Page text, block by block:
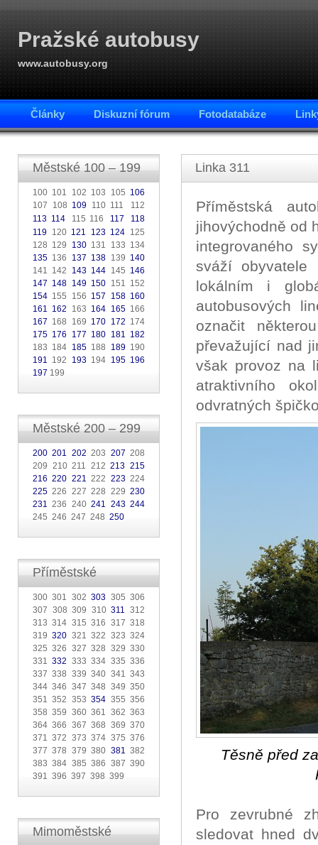
Pražské autobusy
www.autobusy.org
Články Diskuzní fórum Fotodatabáze
Městské 100 – 199
100 101 102 103 105 106
107 108 109 110 111
112
113 114. 115 116 117
118
119 120 121 123 124 125
128 129 130131 133 134
135 136 137 138 139 140
141 142 143 144 145 146
147 148 149 150 151 152
154 155 156 157 158 160
161 162 163 164 165166
167 168 169 170 172 174
175 176 177 180 181 182
183 184 185188 189190
191 192 193194 195 196
197 199
Městské 200 – 299
200 201 202 203 207 208
209 210 211 212213 215
216 220 221 222 223224
225 226 227 228 229 230
231 236 240241 243 244
245 246 247 248 250
Příměstské
300 301 302303 305 306
307 308 309 310311 312
313 314 315 316 317 318
319320 321 322 323 324
325 326 327 328 329 330
331332 333 334 335 336
337 338 339 340 341 343
344 346 347 348 349 350
351 352 353354 355 356
358 359 360 361 362 363
364 366 367 368 369 370
371 372 373 374 375 376
377 378 379 380 381 382
383 384 385 386 387 390
391 396 397 398 399
Mimoměstské
Linka 311
Příměstská
jihovýchodně od
integrovaného
sváží obyvatele
lokálním i
autobusových
označit
převažující nad
však provoz na
atraktivního
odvratných
Těsně před
Pro zevrubné
sledovat hned